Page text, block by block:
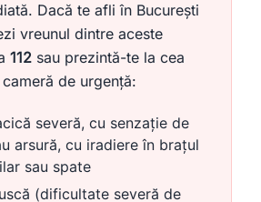
Dacă te afli în București
vreunul dintre aceste
112 sau prezintă-te la cea
de urgență:
severă, cu senzație de
arsură, cu iradiere în brațul
sau spate
(dificultate severă de